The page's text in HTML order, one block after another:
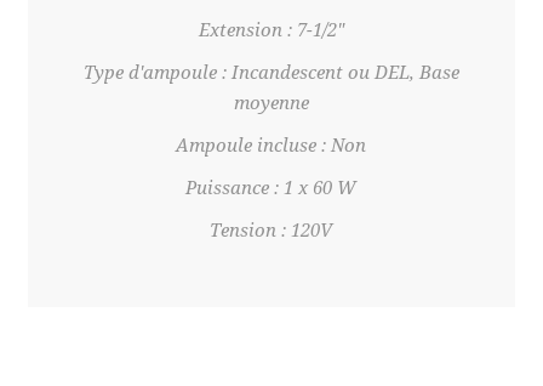
Extension : 7-1/2"
Type d'ampoule : Incandescent ou DEL, Base
moyenne
Ampoule incluse : Non
Puissance : 1 x 60 W
Tension : 120V